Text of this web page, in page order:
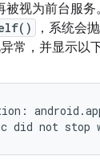
被视为前台服
，系统会
常，并显示以